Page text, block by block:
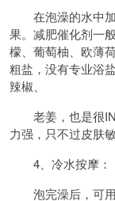
在泡澡的水中加
果。减肥催化剂一
檬、葡萄柚、欧薄
粗盐，没有专业浴
辣椒、
老姜，也是很IN
力强，只不过皮肤
4、冷水按摩：
泡完澡后，可用